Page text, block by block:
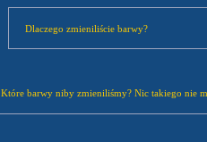
Dlaczego zmieniliście barwy?
Które barwy niby zmieniliśmy? Nic takiego nie